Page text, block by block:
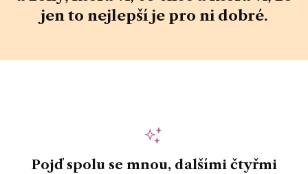
jen to nejlepší je pro ni dobré.
Pojď spolu se mnou, dalšími čtyřmi